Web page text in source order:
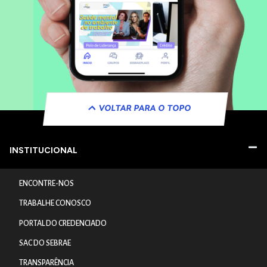
VOLTAR PARA O TOPO
INSTITUCIONAL
ENCONTRE-NOS
TRABALHE CONOSCO
PORTAL DO CREDENCIADO
SAC DO SEBRAE
TRANSPARÊNCIA